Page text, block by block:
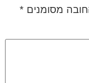
מסומנים *